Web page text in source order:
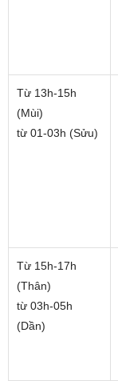
Từ 13h-15h
(Mùi)
từ 01-03h (Sửu)
Từ 15h-17h
(Thân)
từ 03h-05h
(Dần)